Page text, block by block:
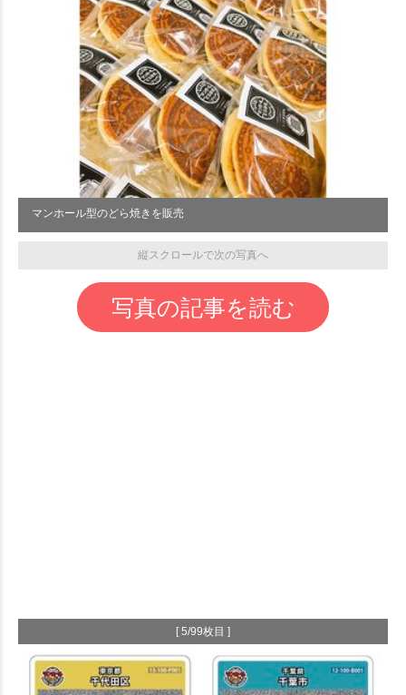
マンホール型のどら焼きを販売
縦スクロールで次の写真へ
写真の記事を読む
[ 5/99枚目 ]